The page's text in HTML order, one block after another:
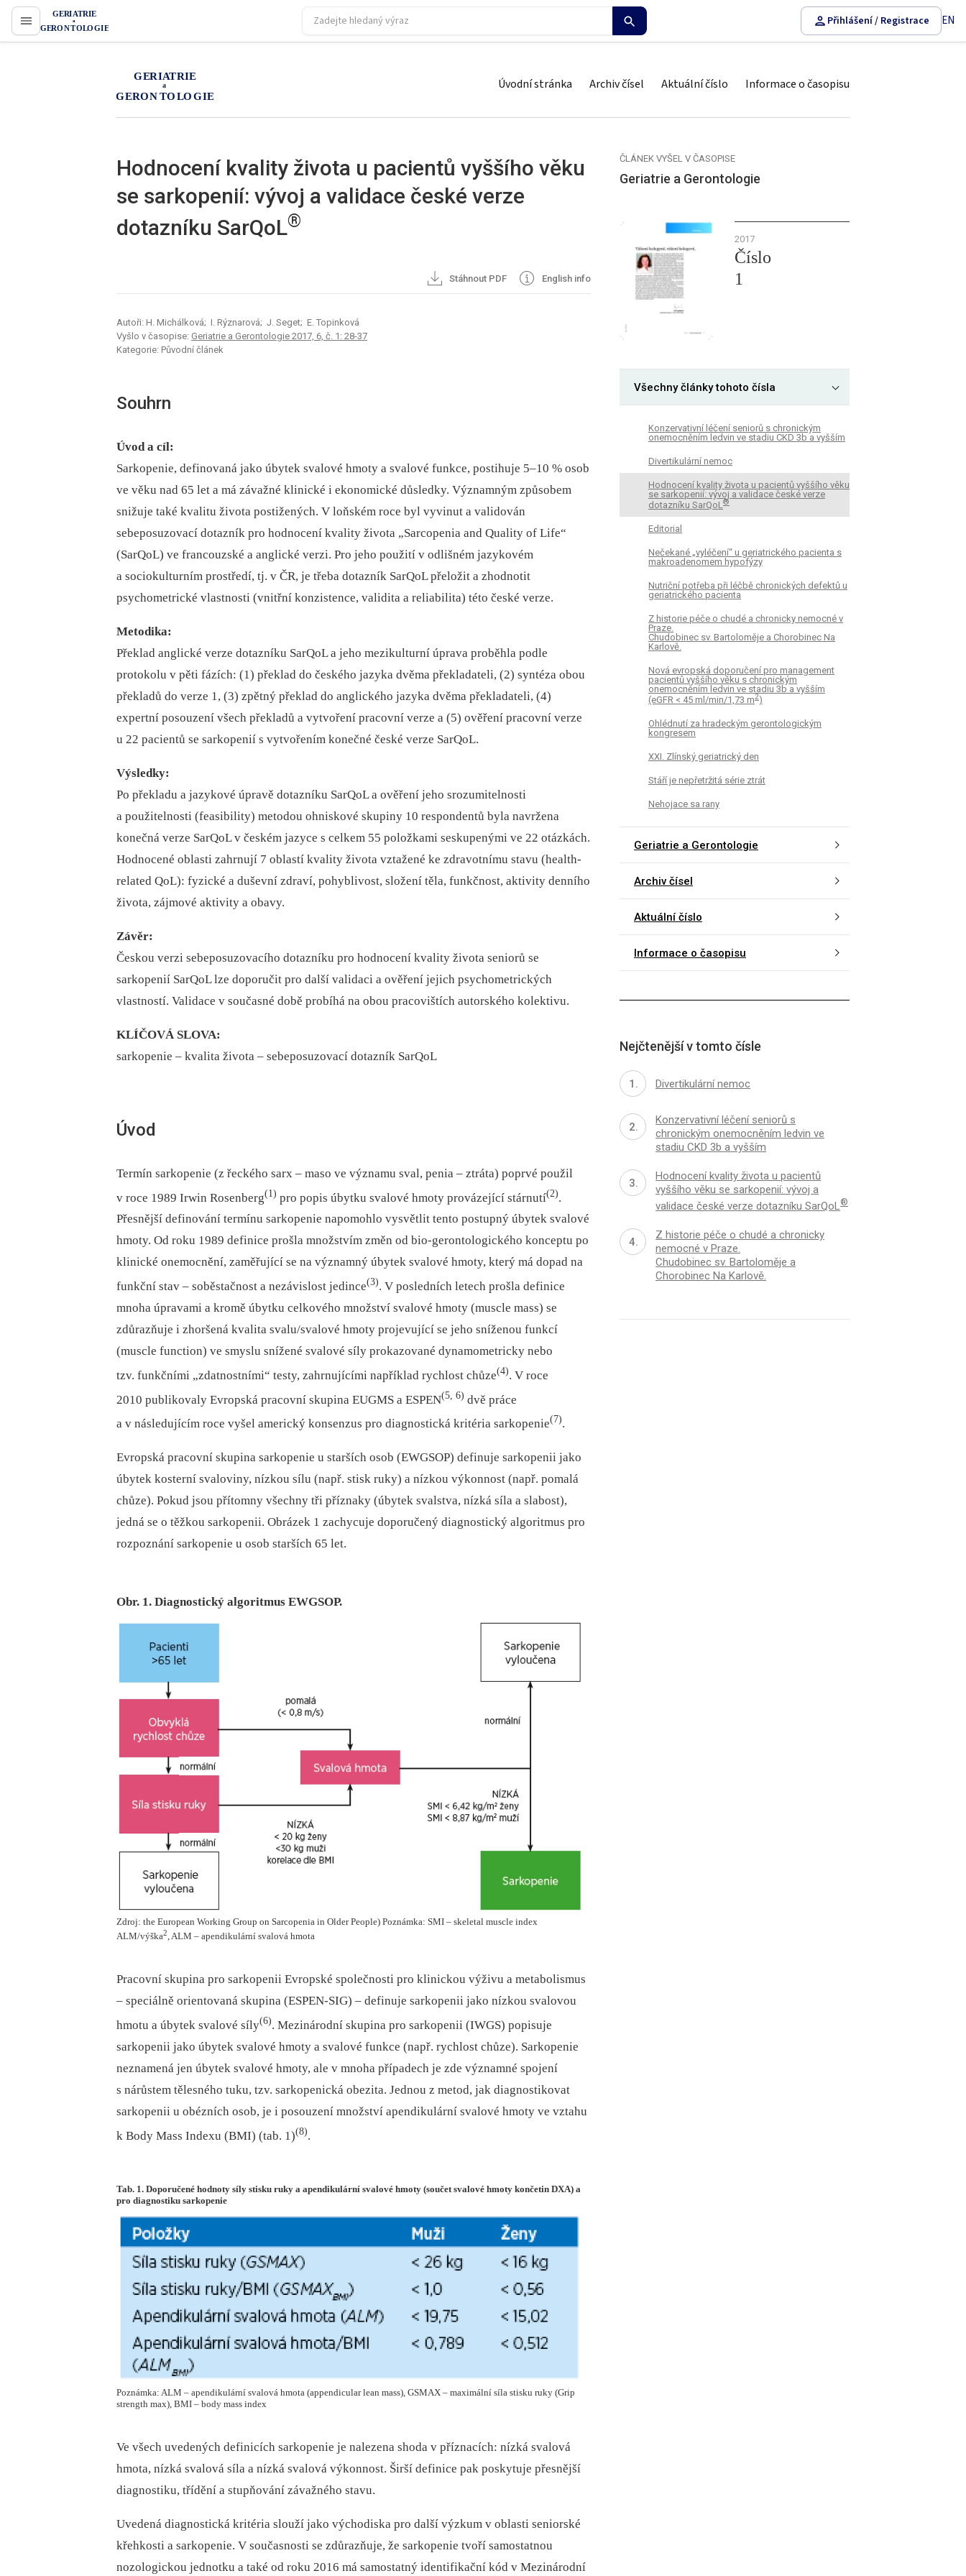
proLékaře.cz
Přihlášení / Registrace EN
proLékaře.cz Úvodní stránka Archiv čísel Aktuální číslo Informace o časopisu
Hodnocení kvality života u pacientů vyššího věku
se sarkopenií: vývoj a validace české verze
dotazníku SarQoL®
Stáhnout PDF English info
Autoři: H. Michálková; I. Rýznarová; J. Seget; E. Topinková
Vyšlo v časopise: Geriatrie a Gerontologie 2017, 6, č. 1: 28-37
Kategorie: Původní článek
Souhrn
Úvod a cíl:
Sarkopenie, definovaná jako úbytek svalové hmoty a svalové funkce, postihuje 5–10 % osob
ve věku nad 65 let a má závažné klinické i ekonomické důsledky. Významným způsobem
snižuje také kvalitu života postižených. V loňském roce byl vyvinut a validován
sebeposuzovací dotazník pro hodnocení kvality života „Sarcopenia and Quality of Life“
(SarQoL) ve francouzské a anglické verzi. Pro jeho použití v odlišném jazykovém
a sociokulturním prostředí, tj. v ČR, je třeba dotazník SarQoL přeložit a zhodnotit
psychometrické vlastnosti (vnitřní konzistence, validita a reliabilita) této české verze.
Metodika:
Překlad anglické verze dotazníku SarQoL a jeho mezikulturní úprava proběhla podle
protokolu v pěti fázích: (1) překlad do českého jazyka dvěma překladateli, (2) syntéza obou
překladů do verze 1, (3) zpětný překlad do anglického jazyka dvěma překladateli, (4)
expertní posouzení všech překladů a vytvoření pracovní verze a (5) ověření pracovní verze
u 22 pacientů se sarkopenií s vytvořením konečné české verze SarQoL.
Výsledky:
Po překladu a jazykové úpravě dotazníku SarQoL a ověření jeho srozumitelnosti
a použitelnosti (feasibility) metodou ohniskové skupiny 10 respondentů byla navržena
konečná verze SarQoL v českém jazyce s celkem 55 položkami seskupenými ve 22 otázkách.
Hodnocené oblasti zahrnují 7 oblastí kvality života vztažené ke zdravotnímu stavu (health-
related QoL): fyzické a duševní zdraví, pohyblivost, složení těla, funkčnost, aktivity denního
života, zájmové aktivity a obavy.
Závěr:
Českou verzi sebeposuzovacího dotazníku pro hodnocení kvality života seniorů se
sarkopenií SarQoL lze doporučit pro další validaci a ověření jejich psychometrických
vlastností. Validace v současné době probíhá na obou pracovištích autorského kolektivu.
KLÍČOVÁ SLOVA:
sarkopenie –⁠ kvalita života –⁠ sebeposuzovací dotazník SarQoL
Úvod
Termín sarkopenie (z řeckého sarx –⁠ maso ve významu sval, penia –⁠ ztráta) poprvé použil
v roce 1989 Irwin Rosenberg(1) pro popis úbytku svalové hmoty provázející stárnutí(2).
Přesnější definování termínu sarkopenie napomohlo vysvětlit tento postupný úbytek svalové
hmoty. Od roku 1989 definice prošla množstvím změn od bio-gerontologického konceptu po
klinické onemocnění, zaměřující se na významný úbytek svalové hmoty, který má dopad na
funkční stav –⁠ soběstačnost a nezávislost jedince(3). V posledních letech prošla definice
mnoha úpravami a kromě úbytku celkového množství svalové hmoty (muscle mass) se
zdůrazňuje i zhoršená kvalita svalu/svalové hmoty projevující se jeho sníženou funkcí
(muscle function) ve smyslu snížené svalové síly prokazované dynamometricky nebo
tzv. funkčními „zdatnostními“ testy, zahrnujícími například rychlost chůze(4). V roce
2010 publikovaly Evropská pracovní skupina EUGMS a ESPEN(5, 6) dvě práce
a v následujícím roce vyšel americký konsenzus pro diagnostická kritéria sarkopenie(7).
Evropská pracovní skupina sarkopenie u starších osob (EWGSOP) definuje sarkopenii jako
úbytek kosterní svaloviny, nízkou sílu (např. stisk ruky) a nízkou výkonnost (např. pomalá
chůze). Pokud jsou přítomny všechny tři příznaky (úbytek svalstva, nízká síla a slabost),
jedná se o těžkou sarkopenii. Obrázek 1 zachycuje doporučený diagnostický algoritmus pro
rozpoznání sarkopenie u osob starších 65 let.
Obr. 1. Diagnostický algoritmus EWGSOP.
Zdroj: the European Working Group on Sarcopenia in Older People) Poznámka: SMI – skeletal muscle index
ALM/výška2 , ALM – apendikulární svalová hmota
Pracovní skupina pro sarkopenii Evropské společnosti pro klinickou výživu a metabolismus
–⁠ speciálně orientovaná skupina (ESPEN-SIG) –⁠ definuje sarkopenii jako nízkou svalovou
hmotu a úbytek svalové síly(6). Mezinárodní skupina pro sarkopenii (IWGS) popisuje
sarkopenii jako úbytek svalové hmoty a svalové funkce (např. rychlost chůze). Sarkopenie
neznamená jen úbytek svalové hmoty, ale v mnoha případech je zde významné spojení
s nárůstem tělesného tuku, tzv. sarkopenická obezita. Jednou z metod, jak diagnostikovat
sarkopenii u obézních osob, je i posouzení množství apendikulární svalové hmoty ve vztahu
k Body Mass Indexu (BMI) (tab. 1)(8).
Tab. 1. Doporučené hodnoty síly stisku ruky a apendikulární svalové hmoty (součet svalové hmoty končetin DXA) a
pro diagnostiku sarkopenie
Poznámka: ALM – apendikulární svalová hmota (appendicular lean mass), GSMAX – maximální síla stisku ruky (Grip
strength max), BMI – body mass index
Ve všech uvedených definicích sarkopenie je nalezena shoda v příznacích: nízká svalová
hmota, nízká svalová síla a nízká svalová výkonnost. Širší definice pak poskytuje přesnější
diagnostiku, třídění a stupňování závažného stavu.
Uvedená diagnostická kritéria slouží jako východiska pro další výzkum v oblasti seniorské
křehkosti a sarkopenie. V současnosti se zdůrazňuje, že sarkopenie tvoří samostatnou
nozologickou jednotku a také od roku 2016 má samostatný identifikační kód v Mezinárodní
ČLÁNEK VYŠEL V ČASOPISE
Geriatrie a Gerontologie
2017
Číslo
1
Všechny články tohoto čísla
Konzervativní léčení seniorů s chronickým
onemocněním ledvin ve stadiu CKD 3b a vyšším
Divertikulární nemoc
Hodnocení kvality života u pacientů vyššího věku
se sarkopenií: vývoj a validace české verze
dotazníku SarQoL®
Editorial
Nečekané „vyléčení“ u geriatrického pacienta s
makroadenomem hypofýzy
Nutriční potřeba při léčbě chronických defektů u
geriatrického pacienta
Z historie péče o chudé a chronicky nemocné v
Praze.
Chudobinec sv. Bartoloměje a Chorobinec Na
Karlově.
Nová evropská doporučení pro management
pacientů vyššího věku s chronickým
onemocněním ledvin ve stadiu 3b a vyšším
(eGFR < 45 ml/min/1,73 m2)
Ohlédnutí za hradeckým gerontologickým
kongresem
XXI. Zlínský geriatrický den
Stáří je nepřetržitá série ztrát
Nehojace sa rany
Geriatrie a Gerontologie
Archiv čísel
Aktuální číslo
Informace o časopisu
Nejčtenější v tomto čísle
Divertikulární nemoc
Konzervativní léčení seniorů s
chronickým onemocněním ledvin ve
stadiu CKD 3b a vyšším
Hodnocení kvality života u pacientů
vyššího věku se sarkopenií: vývoj a
validace české verze dotazníku SarQoL®
Z historie péče o chudé a chronicky
nemocné v Praze.
Chudobinec sv. Bartoloměje a
Chorobinec Na Karlově.